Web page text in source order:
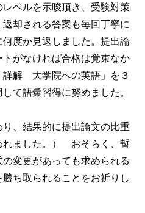
ベルを示唆頂き、受験対策
却される答案も毎回丁寧に
度か見返しました。提出論
がなければ合格は覚束なか
詳解 大学院への英語」を３
て語彙習得に努めました。
、結果的に提出論文の比重
れました。） おそらく、暫
変更があっても求められる
ち取られることをお祈りし